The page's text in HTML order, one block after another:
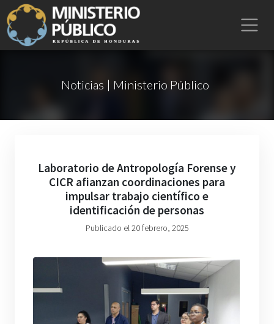
Noticias | Ministerio Público
Laboratorio de Antropología Forense y
CICR afianzan coordinaciones para
impulsar trabajo científico e
identificación de personas
Publicado el 20 febrero, 2025